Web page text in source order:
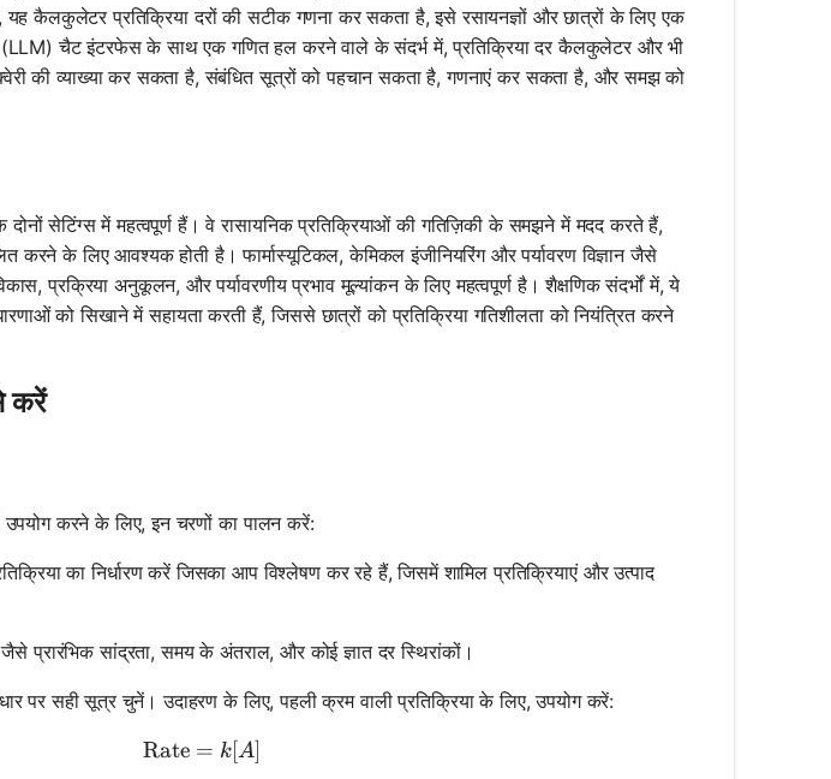
यह कैलकुलेटर प्रतिक्रिया दरों की सटीक गणना कर सकता है, इसे रसायनज्ञों और छात्रों के लिए एक
(LLM) चैट इंटरफेस के साथ एक गणित हल करने वाले के संदर्भ में, प्रतिक्रिया दर कैलकुलेटर और भी
क्वेरी की व्याख्या कर सकता है, संबंधित सूत्रों को पहचान सकता है, गणनाएं कर सकता है, और समझ को
दोनों सेटिंग्स में महत्वपूर्ण हैं। वे रासायनिक प्रतिक्रियाओं की गतिज़िकी के समझने में मदद करते हैं,
करने के लिए आवश्यक होती है। फार्मास्यूटिकल, केमिकल इंजीनियरिंग और पर्यावरण विज्ञान जैसे
प्रक्रिया अनुकूलन, और पर्यावरणीय प्रभाव मूल्यांकन के लिए महत्वपूर्ण है। शैक्षणिक संदर्भों में, ये
को सिखाने में सहायता करती हैं, जिससे छात्रों को प्रतिक्रिया गतिशीलता को नियंत्रित करने
करें
करने के लिए, इन चरणों का पालन करें:
का निर्धारण करें जिसका आप विश्लेषण कर रहे हैं, जिसमें शामिल प्रतिक्रियाएं और उत्पाद
प्रारंभिक सांद्रता, समय के अंतराल, और कोई ज्ञात दर स्थिरांकों।
पर सही सूत्र चुनें। उदाहरण के लिए, पहली क्रम वाली प्रतिक्रिया के लिए, उपयोग करें:
\text{Rate} = k[A]
Rate = k[A]